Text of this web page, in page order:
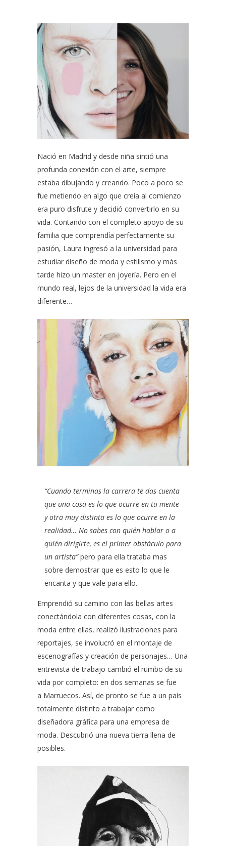
Nació en Madrid y desde niña sintió una
profunda conexión con el arte, siempre
estaba dibujando y creando. Poco a poco se
fue metiendo en algo que creía al comienzo
era puro disfrute y decidió convertirlo en su
vida. Contando con el completo apoyo de su
familia que comprendía perfectamente su
pasión, Laura ingresó a la universidad para
estudiar diseño de moda y estilismo y más
tarde hizo un master en joyería. Pero en el
mundo real, lejos de la universidad la vida era
diferente…
“Cuando terminas la carrera te das cuenta
que una cosa es lo que ocurre en tu mente
y otra muy distinta es lo que ocurre en la
realidad… No sabes con quién hablar o a
quién dirigirte, es el primer obstáculo para
un artista”pero para ella trataba mas
sobre demostrar que es esto lo que le
encanta y que vale para ello.
Emprendió su camino con las bellas artes
conectándola con diferentes cosas, con la
moda entre ellas, realizó ilustraciones para
reportajes, se involucró en el montaje de
escenografías y creación de personajes… Una
entrevista de trabajo cambió el rumbo de su
vida por completo: en dos semanas se fue
a Marruecos. Así, de pronto se fue a un país
totalmente distinto a trabajar como
diseñadora gráfica para una empresa de
moda. Descubrió una nueva tierra llena de
posibles.